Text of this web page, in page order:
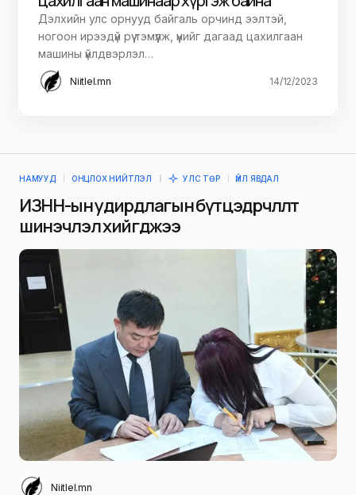
Дэлхийн улс орнууд байгаль орчинд ээлтэй,
ногоон ирээдүй рүү тэмүүлж, үүнийг дагаад цахилгаан
машины үйлдвэрлэл…
Niitlel.mn 14/12/2023
НАМУУД ОНЦЛОХ НИЙТЛЭЛ УЛС ТӨР ҮЙЛ ЯВДАЛ
ИЗНН-ын удирдлагын бүтцэд өөрчлөлт
шинэчлэл хийгджээ
Niitlel.mn